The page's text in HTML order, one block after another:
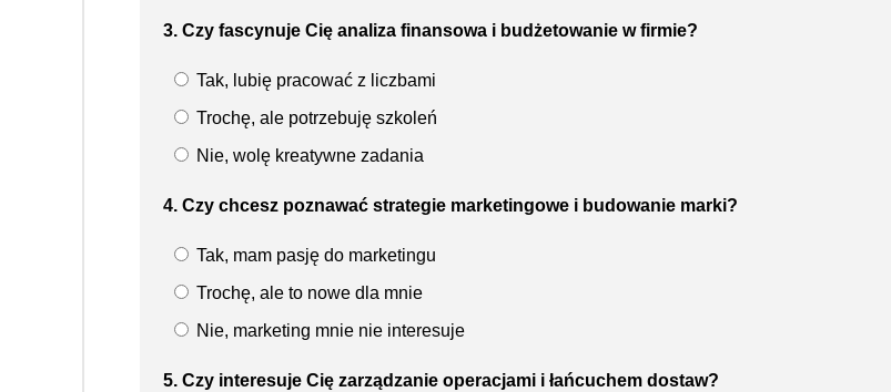
3. Czy fascynuje Cię analiza finansowa i budżetowanie w firmie?
Tak, lubię pracować z liczbami
Trochę, ale potrzebuję szkoleń
Nie, wolę kreatywne zadania
4. Czy chcesz poznawać strategie marketingowe i budowanie marki?
Tak, mam pasję do marketingu
Trochę, ale to nowe dla mnie
Nie, marketing mnie nie interesuje
5. Czy interesuje Cię zarządzanie operacjami i łańcuchem dostaw?